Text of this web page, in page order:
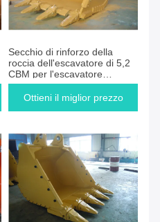
Secchio di rinforzo della
roccia dell'escavatore di 5,2
CBM per l'escavatore
CAT385
Ottieni il miglior prezzo